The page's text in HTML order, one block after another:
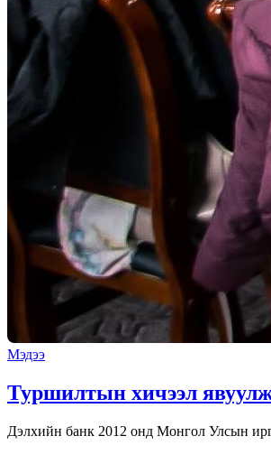
Мэдээ
Туршилтын хичээл явуулж
Дэлхийн банк 2012 онд Монгол Улсын